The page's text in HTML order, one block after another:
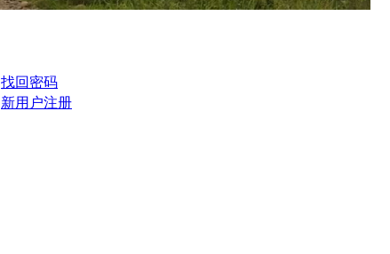
找回密码
新用户注册